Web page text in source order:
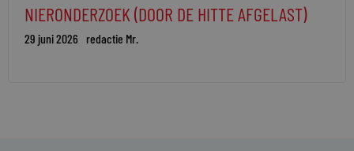
NIERONDERZOEK (DOOR DE HITTE AFGELAST)
29 juni 2026 redactie Mr.